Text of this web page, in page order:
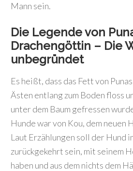
Mann sein.
Die Legende von
Drachengöttin – Die
unbegründet
Es heißt, dass das Fett von
Ästen entlang zum Boden floss
unter dem Baum gefressen
Hunde war von Kou, dem neuen
Laut Erzählungen soll der Hund
zurückgekehrt sein, mit seinem
haben und aus dem nichts dem